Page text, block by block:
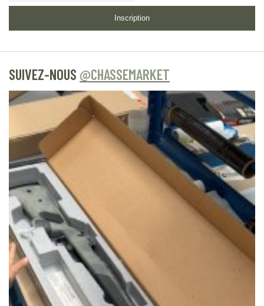
Inscription
SUIVEZ-NOUS @CHASSEMARKET